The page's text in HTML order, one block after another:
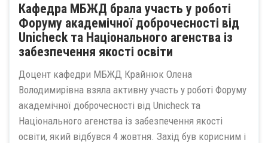
Кафедра МБЖД брала участь у роботі
Форуму академічної доброчесності від
Unicheck та Національного агенства із
забезпечення якості освіти
Доцент кафедри МБЖД Крайнюк Олена
Володимирівна взяла активну участь у роботі Форуму
академічної доброчесності від Unicheck та
Національного агенства із забезпечення якості
освіти, який відбувся 4 жовтня. Захід був корисним і